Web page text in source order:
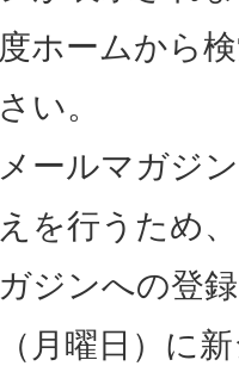
度ホームから
さい。
メールマガジ
えを行うため
ガジンへの登
（月曜日）に